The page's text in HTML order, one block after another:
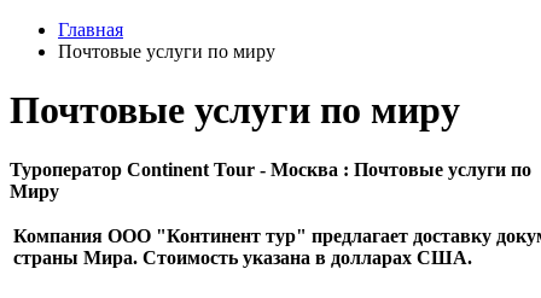
Главная
Почтовые услуги по миру
Почтовые услуги по миру
Туроператор Continent Tour - Москва : Почтовые услуги по
Миру
Компания ООО "Континент тур" предлагает доставку
страны Мира. Стоимость указана в долларах США.